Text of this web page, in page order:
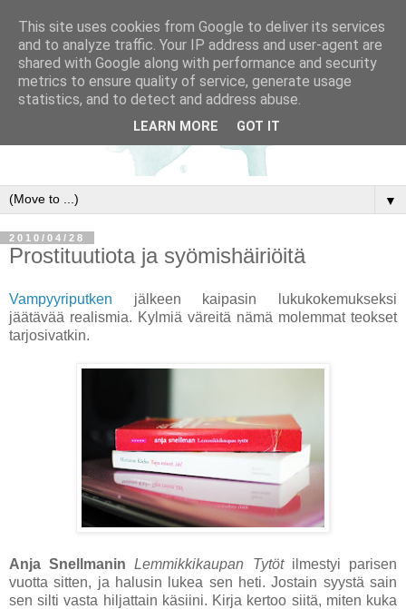
▼
2010/04/28
Prostituutiota ja syömishäiriöitä
Vampyyriputken jälkeen kaipasin lukukokemukseksi
jäätävää realismia. Kylmiä väreitä nämä molemmat teokset
tarjosivatkin.
Anja Snellmanin Lemmikkikaupan Tytötilmestyi parisen
vuotta sitten, ja halusin lukea sen heti. Jostain syystä sain
sen silti vasta hiljattain käsiini. Kirja kertoo siitä, miten kuka
This site uses cookies from Google to deliver its services
and to analyze traffic. Your IP address and user-agent are
shared with Google along with performance and security
metrics to ensure quality of service, generate usage
statistics, and to detect and address abuse.
LEARN MORE GOT IT